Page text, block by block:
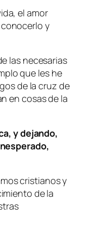
el amor
y
las necesarias
que les he
de la cruz de
en cosas de la
y dejando,
cristianos y
de la